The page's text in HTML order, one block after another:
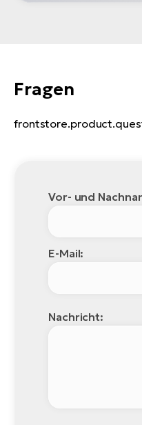
Fragen
Vor- und
E-Mail:
Nachricht: